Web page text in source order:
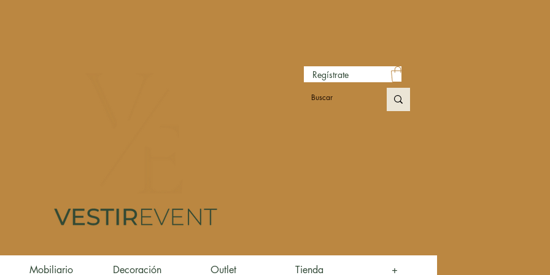
Regístrate
Mobiliario Decoración Outlet Tienda +